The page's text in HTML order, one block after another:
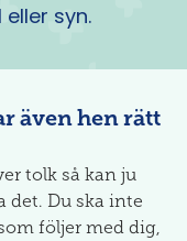
syn.
även hen rätt
tolk så kan ju
det. Du ska inte
följer med dig,